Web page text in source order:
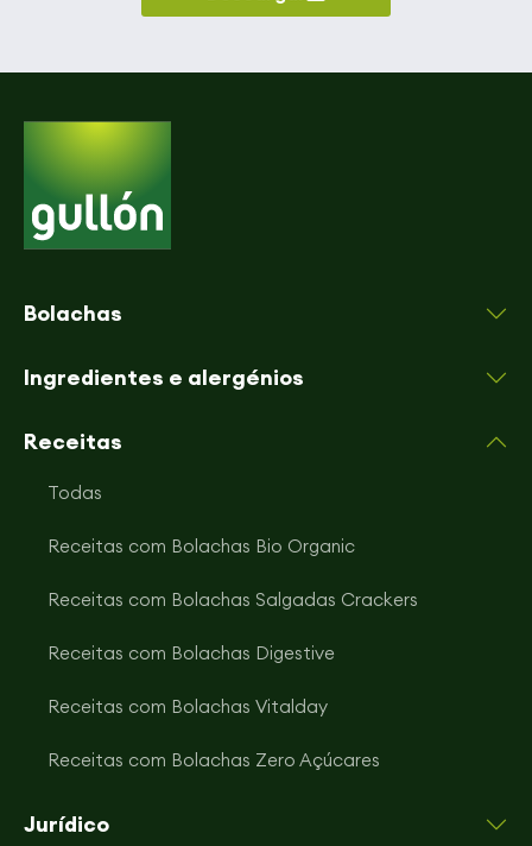
Bolachas
Ingredientes e alergénios
Receitas
Todas
Receitas com Bolachas Bio Organic
Receitas com Bolachas Salgadas Crackers
Receitas com Bolachas Digestive
Receitas com Bolachas Vitalday
Receitas com Bolachas Zero Açúcares
Jurídico